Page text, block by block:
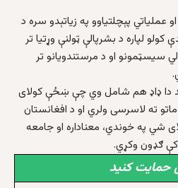
عملیاتي پېچلتیاوو په زیاتېدو سره د
کولو لپاره د بشرپالې ټولنې وړتیا تر
سیسټمونو او د مرستندویانو تر
دا ډاډ هم شامل وي چې ښځې کولای
ته لاسرسی ولري او د افغانستان
شي په خوندي، معناداره او جامعه
ګډون وکړي.
حمایت کنید